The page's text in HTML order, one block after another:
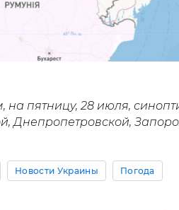
на пятницу, 28 июля,
Днепропетровской,
Новости Украины Погода